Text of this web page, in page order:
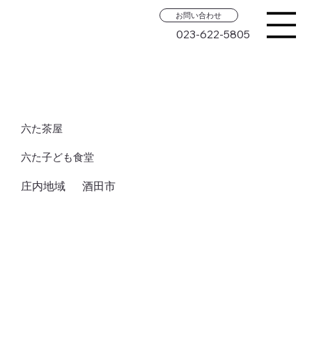
お問い合わせ
023-622-5805
六た茶屋
六た子ども食堂
庄内地域 酒田市